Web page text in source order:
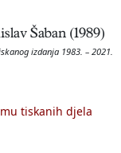
Šaban (1989)
izdanja 1983. – 2021.
tiskanih djela